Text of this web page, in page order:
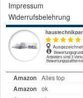
Impressum
Widerrufsbelehrung